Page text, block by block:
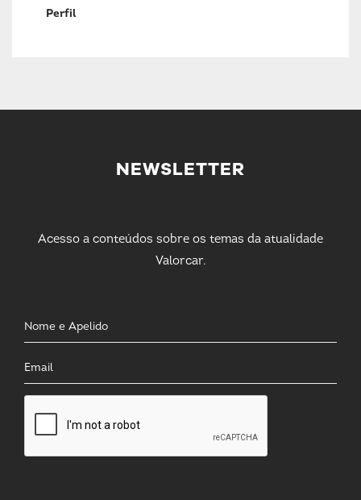
Perfil
NEWSLETTER
Acesso a conteúdos sobre os temas da atualidade
Valorcar.